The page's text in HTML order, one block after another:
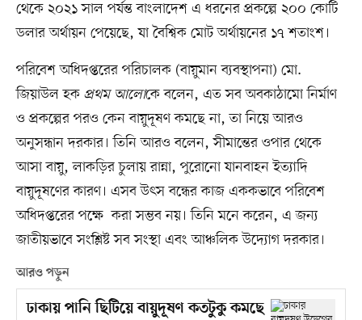
থেকে ২০২১ সাল পর্যন্ত বাংলাদেশ এ ধরনের প্রকল্পে ২০০ কোটি
ডলার অর্থায়ন পেয়েছে, যা বৈশ্বিক মোট অর্থায়নের ১৭ শতাংশ।
পরিবেশ অধিদপ্তরের পরিচালক (বায়ুমান ব্যবস্থাপনা) মো.
জিয়াউল হক প্রথম আলোকে বলেন, এত সব অবকাঠামো নির্মাণ
ও প্রকল্পের পরও কেন বায়ুদূষণ কমছে না, তা নিয়ে আরও
অনুসন্ধান দরকার। তিনি আরও বলেন, সীমান্তের ওপার থেকে
আসা বায়ু, লাকড়ির চুলায় রান্না, পুরোনো যানবাহন ইত্যাদি
বায়ুদূষণের কারণ। এসব উৎস বন্ধের কাজ এককভাবে পরিবেশ
অধিদপ্তরের পক্ষে করা সম্ভব নয়। তিনি মনে করেন, এ জন্য
জাতীয়ভাবে সংশ্লিষ্ট সব সংস্থা এবং আঞ্চলিক উদ্যোগ দরকার।
আরও পড়ুন
ঢাকায় পানি ছিটিয়ে বায়ুদূষণ কতটুকু কমছে